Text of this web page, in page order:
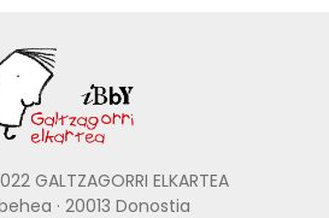
GALTZAGORRI ELKARTEA
· 20013 Donostia